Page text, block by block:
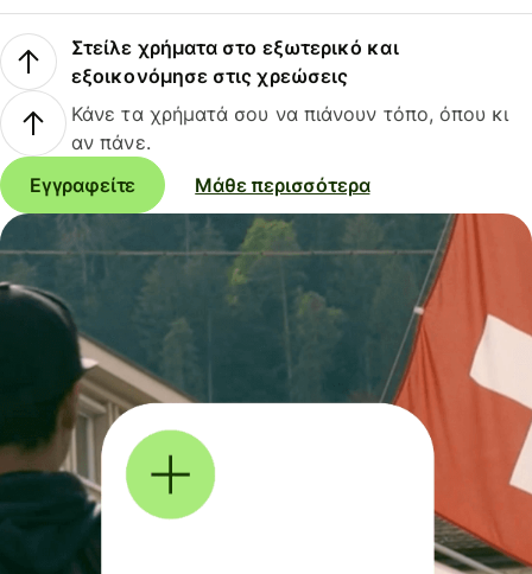
Στείλε χρήματα στο εξωτερικό και
εξοικονόμησε στις χρεώσεις
Κάνε τα χρήματά σου να πιάνουν τόπο, όπου κι
αν πάνε.
Εγγραφείτε
Μάθε περισσότερα